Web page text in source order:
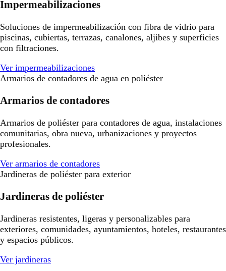
Impermeabilizaciones
Soluciones de impermeabilización con fibra de vidrio para
piscinas, cubiertas, terrazas, canalones, aljibes y superficies
con filtraciones.
Ver impermeabilizaciones
Armarios de contadores de agua en poliéster
Armarios de contadores
Armarios de poliéster para contadores de agua, instalaciones
comunitarias, obra nueva, urbanizaciones y proyectos
profesionales.
Ver armarios de contadores
Jardineras de poliéster para exterior
Jardineras de poliéster
Jardineras resistentes, ligeras y personalizables para
exteriores, comunidades, ayuntamientos, hoteles, restaurantes
y espacios públicos.
Ver jardineras